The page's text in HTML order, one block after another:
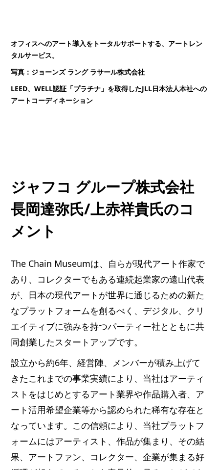
オフィスへのアート導入をトータルサポートする、アートレン
タルサービス。
写真：ジョーンズ ラング ラサール株式会社
LEED、WELL認証「プラチナ」を取得したJLL日本法人本社への
アートコーディネーション
ジャフコ グループ株式会社
長岡達弥氏/上赤祥貴氏のコ
メント
The Chain Museumは、自らが現代アート作家で
あり、コレクターでもある連続起業家の遠山代表
が、日本の現代アートが世界に通じるための新た
なプラットフォームを創るべく、デジタル、クリ
エイティブに強みを持つパーティー社とともに共
同創業したスタートアップです。
設立から約6年、経営陣、メンバーが積み上げて
きたこれまでの事業実績により、当社はアーティ
ストをはじめとするアート業界や作品購入者、ア
ート活用希望企業等から認められた稀有な存在と
なっています。この信頼により、当社プラットフ
ォームにはアーティスト、作品が集まり、その結
果、アートファン、コレクター、企業が集まる好